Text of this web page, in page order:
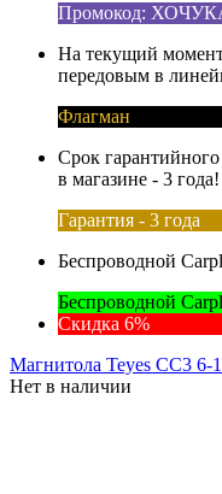
Промокод:
На текущий момент
передовым в
Флагман
Срок
в магазине - 3 года!
Гарантия - 3 года
Беспроводной
Беспроводной
Скидка 6%
Магнитола Teyes CC3 6-
Нет в наличии